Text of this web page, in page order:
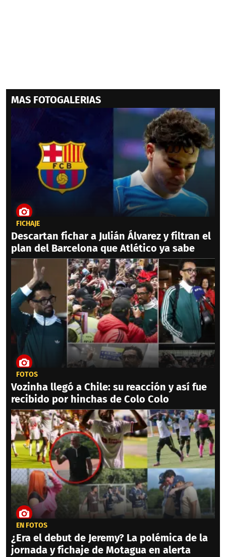
MAS FOTOGALERIAS
FICHAJE
Descartan fichar a Julián Álvarez y filtran el
plan del Barcelona que Atlético ya sabe
FOTOS
Vozinha llegó a Chile: su reacción y así fue
recibido por hinchas de Colo Colo
EN FOTOS
¿Era el debut de Jeremy? La polémica de la
jornada y fichaje de Motagua en alerta